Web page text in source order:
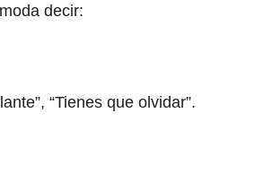
decir:
“Tienes que olvidar”.